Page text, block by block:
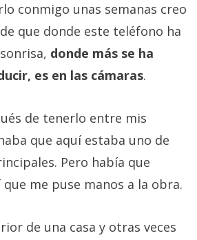
conmigo unas semanas creo
que donde este teléfono ha
donde más se ha
es en las cámaras.
de tenerlo entre mis
que aquí estaba uno de
Pero había que
me puse manos a la obra.
de una casa y otras veces